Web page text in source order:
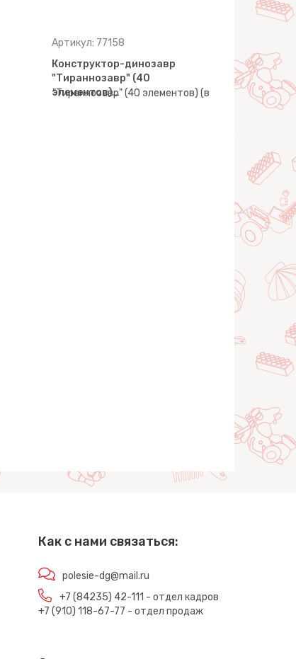
Артикул: 77158
Конструктор-динозавр
"Тираннозавр" (40
элементов)…
Как с нами связаться:
polesie-dg@mail.ru
+7 (84235) 42-111 - отдел кадров
+7 (910) 118-67-77 - отдел продаж